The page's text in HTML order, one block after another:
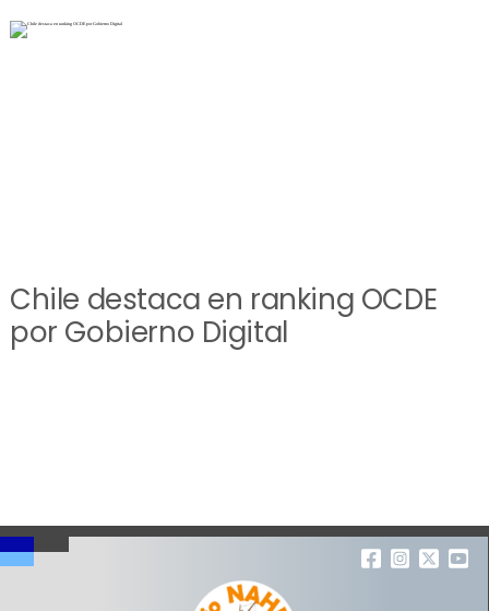
Chile destaca en ranking OCDE
por Gobierno Digital